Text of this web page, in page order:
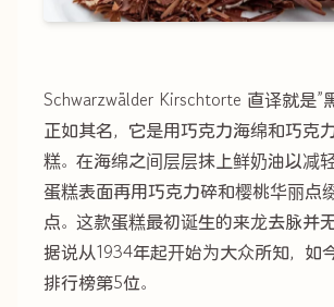
Schwarzwälder Kirschtorte 直译就是”
正如其名，它是用巧克力海绵和巧克
糕。在海绵之间层层抹上鲜奶油以减
蛋糕表面再用巧克力碎和樱桃华丽点
点。这款蛋糕最初诞生的来龙去脉并
据说从1934年起开始为大众所知，如
排行榜第5位。